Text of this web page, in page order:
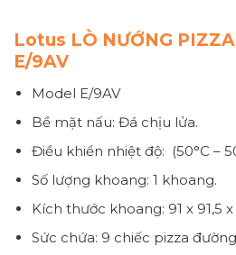
Lotus LÒ NƯỚNG
E/9AV
Model E/9AV
Bề mặt nấu: Đá chịu lửa.
Điều khiển nhiệt độ: (50°C –
Số lượng khoang: 1 khoang.
Kích thước khoang: 91 x 91,5
Sức chứa: 9 chiếc pizza